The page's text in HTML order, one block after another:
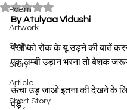
Poem
Artwork
Story
Story
Article
Short Story
Rated NaN out of 5 stars.
By Atulyaa Vidushi
पंखों को रोक के यू उड़ने की बातें
एक लम्बी उड़ान भरना तो बेशक
ऊंचा उड़ जाओ इतना की देखने के
पड़े ,